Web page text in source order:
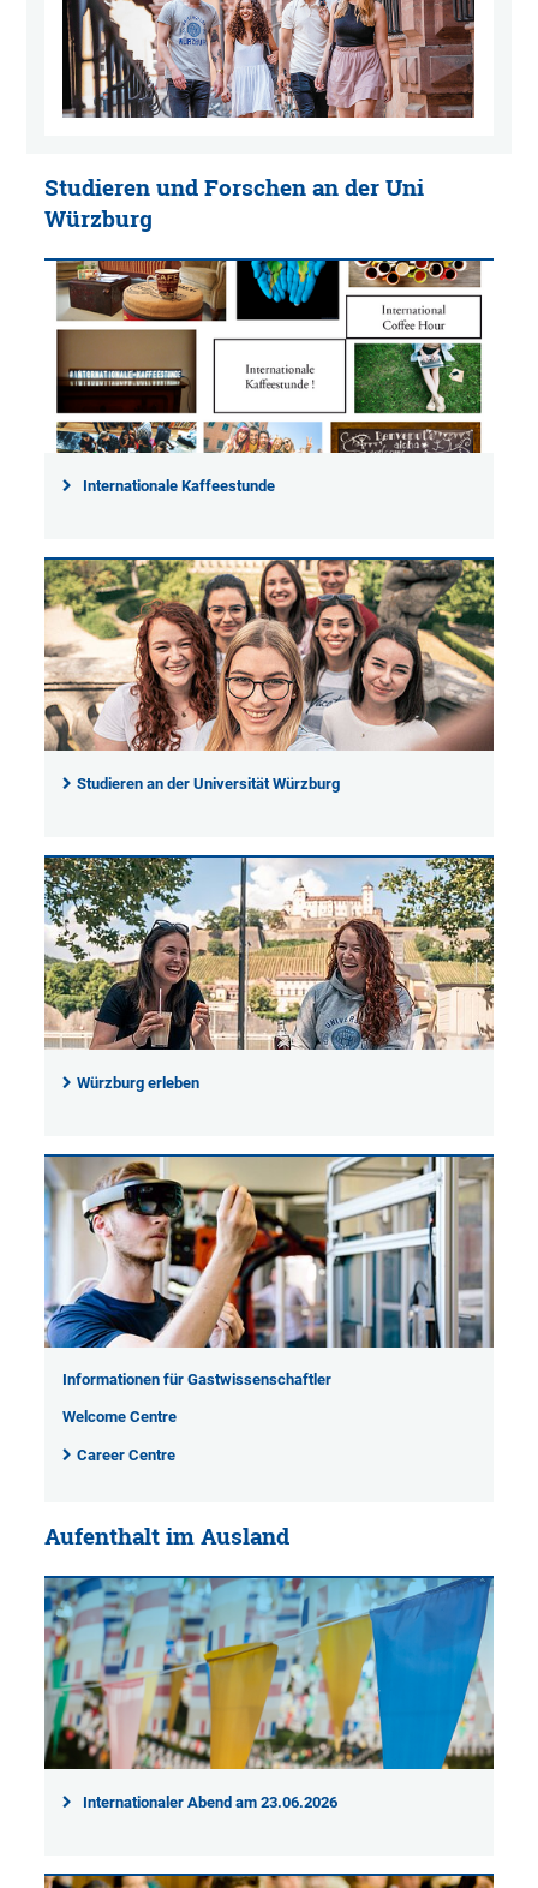
Studieren und Forschen an der Uni
Würzburg
Internationale Kaffeestunde
Studieren an der Universität Würzburg
Würzburg erleben
Informationen für Gastwissenschaftler
Welcome Centre
Career Centre
Aufenthalt im Ausland
Internationaler Abend am 23.06.2026